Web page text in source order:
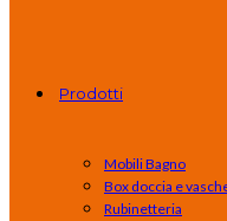
Prodotti
Mobili Bagno
Box doccia e
Rubinetteria